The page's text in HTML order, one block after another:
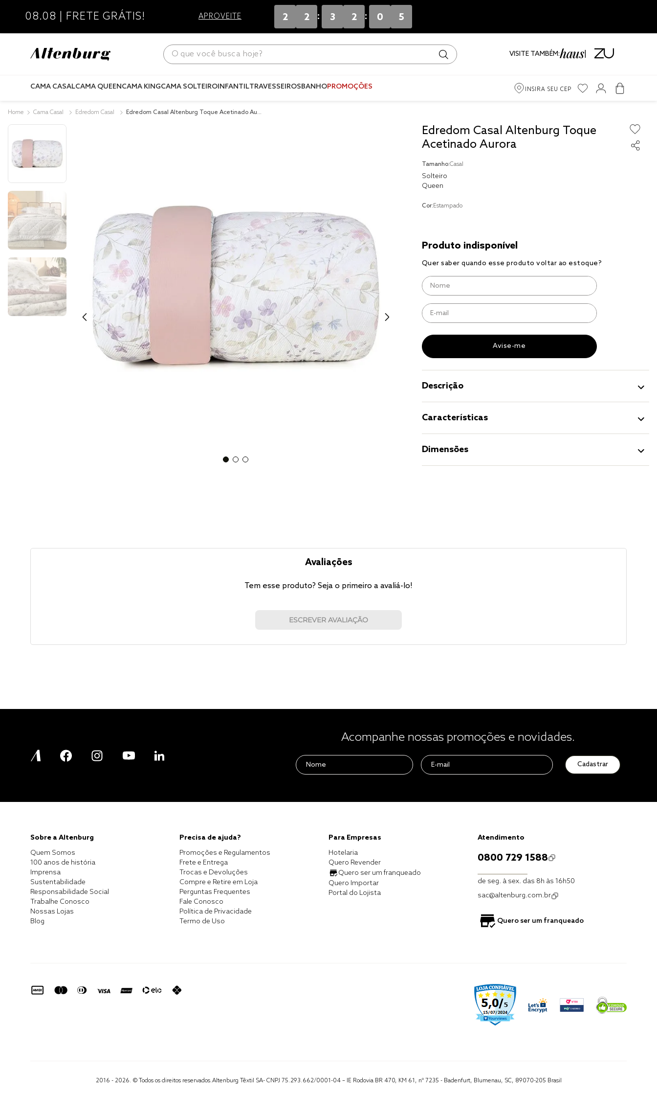
08.08 | FRETE GRÁTIS! APROVEITE 2 2 : 3 2 : 0 5
O que você busca hoje?
VISITE TAMBÉM:
CAMA CASALCAMA QUEENCAMA KINGCAMA SOLTEIROINFANTILTRAVESSEIROSBANHOPROMOÇÕES INSIRA SEU CEP
Cama Casal Edredom Casal
Edredom Casal Altenburg Toque Acetinado Auro
Edredom Casal Altenburg Toque
Acetinado Aurora
Tamanho:Casal
Solteiro
Queen
Cor:Estampado
Descrição
Características
Dimensões
Avaliações
Tem esse produto? Seja o primeiro a avaliá-lo!
ESCREVER AVALIAÇÃO
Acompanhe nossas promoções e novidades.
Cadastrar
Sobre a Altenburg
Quem Somos
100 anos de história
Imprensa
Sustentabilidade
Responsabilidade Social
Trabalhe Conosco
Nossas Lojas
Blog
Precisa de ajuda?
Promoções e Regulamentos
Frete e Entrega
Trocas e Devoluções
Compre e Retire em Loja
Perguntas Frequentes
Fale Conosco
Política de Privacidade
Termo de Uso
Para Empresas
Hotelaria
Quero Revender
Quero ser um franqueado
Quero Importar
Portal do Lojista
Atendimento
0800 729 1588
de seg. à sex. das 8h às 16h50
sac@altenburg.com.br
Quero ser um franqueado
2016 - 2026. © Todos os direitos reservados.Altenburg Têxtil SA- CNPJ 75.293.662/0001-04 – IE Rodovia BR 470, KM 61, nº 7235 - Badenfurt, Blumenau, SC, 89070-205 Brasil
1
jogos cama
travesseiro
solteiro king
9
10 jogo cama casal